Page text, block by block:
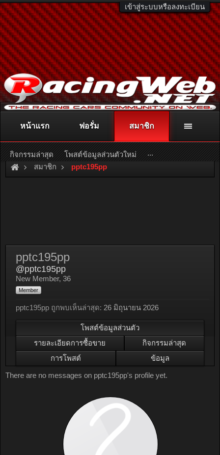
เข้าสู่ระบบหรือลงทะเบียน
ติดต่อลงโฆษณา racingweb@gmail.comหรือโทร. 081-811-1138
หรืออ่านรายละเอียดเพิ่มเติม คลิกที่นี่
สมาชิก pptc195pp
pptc195pp
@pptc195pp
New Member, 36
Member
pptc195pp ถูกพบเห็นล่าสุด: 26 มิถุนายน 2026
โพสต์ข้อมูลส่วนตัว
รายละเอียดการซื้อขาย
กิจกรรมล่าสุด
การโพสต์
ข้อมูล
There are no messages on pptc195pp's profile yet.
หน้าแรก ฟอรั่ม สมาชิก
กิจกรรมล่าสุด โพสต์ข้อมูลส่วนตัวใหม่ ...